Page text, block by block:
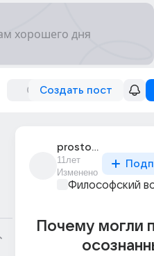
Создать пост
prostoi_paren_1397
11лет
Изменено
Философский
Почему могли